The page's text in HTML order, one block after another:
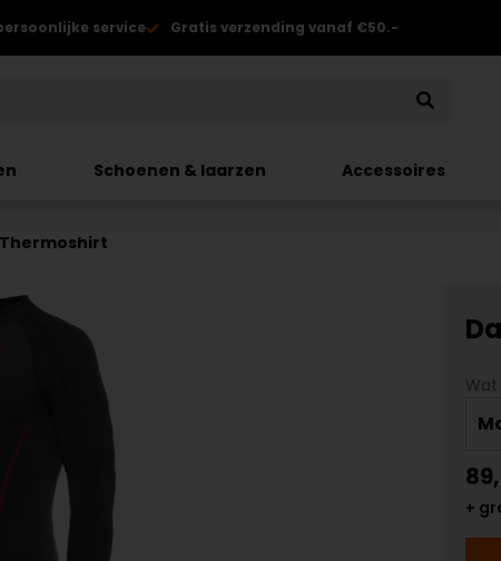
service Gratis verzending vanaf €50.-
Schoenen & laarzen Accessoires
Thermoshirt
+